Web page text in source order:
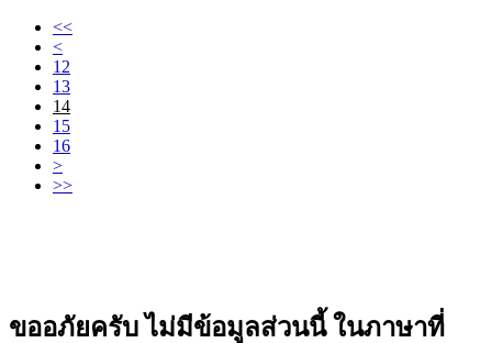
<<
<
12
13
14
15
16
>
>>
ขออภัยครับ ไม่มีข้อมูลส่วนนี้ ในภาษาที่